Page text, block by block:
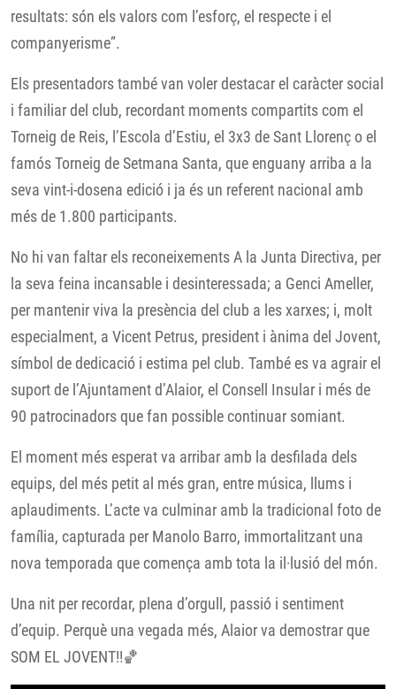
resultats: són els valors com l’esforç, el respecte i el
companyerisme”.
Els presentadors també van voler destacar el caràcter social
i familiar del club, recordant moments compartits com el
Torneig de Reis, l’Escola d’Estiu, el 3x3 de Sant Llorenç o el
famós Torneig de Setmana Santa, que enguany arriba a la
seva vint-i-dosena edició i ja és un referent nacional amb
més de 1.800 participants.
No hi van faltar els reconeixements A la Junta Directiva, per
la seva feina incansable i desinteressada; a Genci Ameller,
per mantenir viva la presència del club a les xarxes; i, molt
especialment, a Vicent Petrus, president i ànima del Jovent,
símbol de dedicació i estima pel club. També es va agrair el
suport de l’Ajuntament d’Alaior, el Consell Insular i més de
90 patrocinadors que fan possible continuar somiant.
El moment més esperat va arribar amb la desfilada dels
equips, del més petit al més gran, entre música, llums i
aplaudiments. L’acte va culminar amb la tradicional foto de
família, capturada per Manolo Barro, immortalitzant una
nova temporada que comença amb tota la il·lusió del món.
Una nit per recordar, plena d’orgull, passió i sentiment
d’equip. Perquè una vegada més, Alaior va demostrar que
SOM EL JOVENT!!🏀